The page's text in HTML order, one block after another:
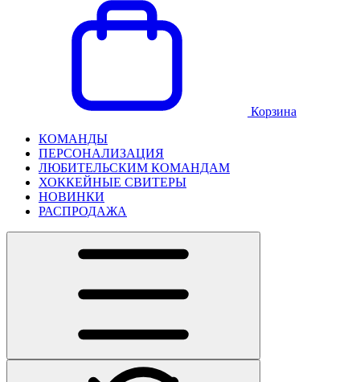
Корзина
КОМАНДЫ
ПЕРСОНАЛИЗАЦИЯ
ЛЮБИТЕЛЬСКИМ КОМАНДАМ
ХОККЕЙНЫЕ СВИТЕРЫ
НОВИНКИ
РАСПРОДАЖА